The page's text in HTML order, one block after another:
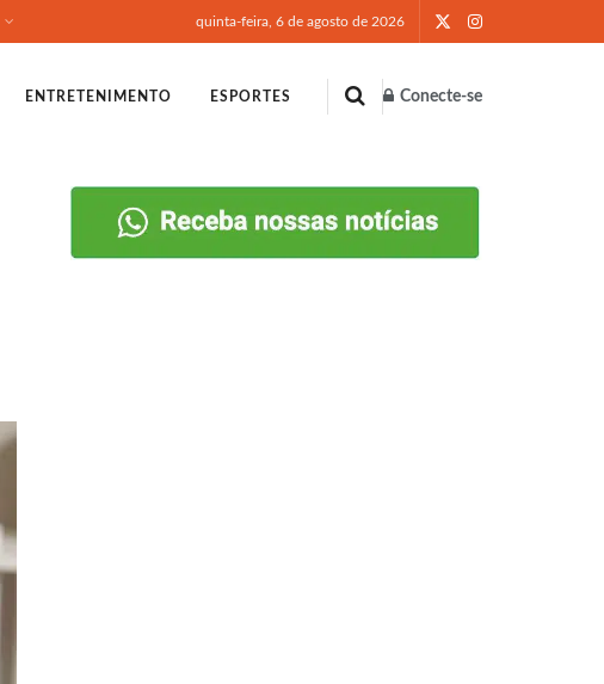
quinta-feira, 6 de agosto de 2026
ENTRETENIMENTO ESPORTES Conecte-se